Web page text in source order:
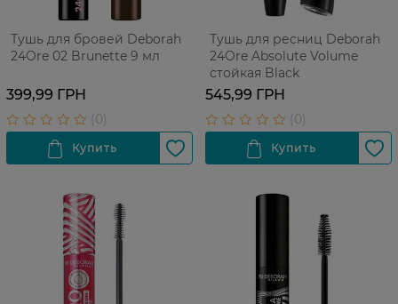
Тушь для бровей Deborah
24Ore 02 Brunette 9 мл
399,99 ГРН
Тушь для ресниц Deborah
24Ore Absolute Volume
стойкая Black
545,99 ГРН